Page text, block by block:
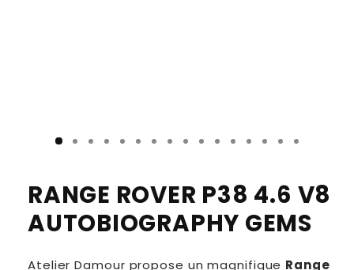
RANGE ROVER P38 4.6 V8
AUTOBIOGRAPHY GEMS
Atelier Damour propose un magnifique Range